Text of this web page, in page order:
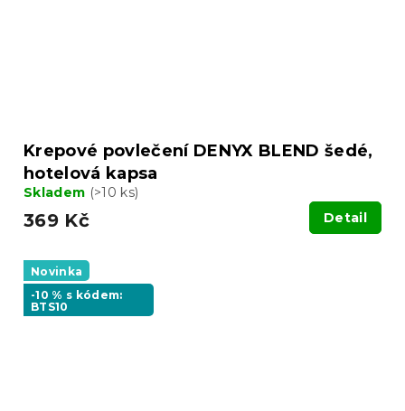
Krepové povlečení DENYX BLEND šedé,
hotelová kapsa
Skladem (>10 ks)
369 Kč Detail
Novinka
-10 % s kódem:
BTS10